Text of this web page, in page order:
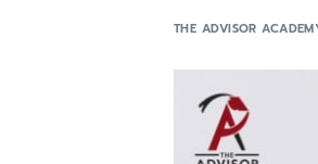
THE ADVISOR